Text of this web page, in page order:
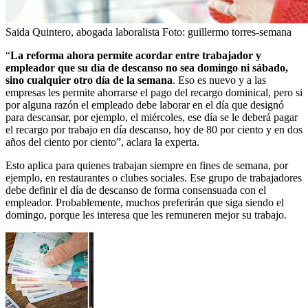
Saida Quintero, abogada laboralista Foto: guillermo torres-semana
“La reforma ahora permite acordar entre trabajador y
empleador que su día de descanso no sea domingo ni sábado,
sino cualquier otro día de la semana. Eso es nuevo y a las
empresas les permite ahorrarse el pago del recargo dominical, pero si
por alguna razón el empleado debe laborar en el día que designó
para descansar, por ejemplo, el miércoles, ese día se le deberá pagar
el recargo por trabajo en día descanso, hoy de 80 por ciento y en dos
años del ciento por ciento”, aclara la experta.
Esto aplica para quienes trabajan siempre en fines de semana, por
ejemplo, en restaurantes o clubes sociales. Ese grupo de trabajadores
debe definir el día de descanso de forma consensuada con el
empleador. Probablemente, muchos preferirán que siga siendo el
domingo, porque les interesa que les remuneren mejor su trabajo.